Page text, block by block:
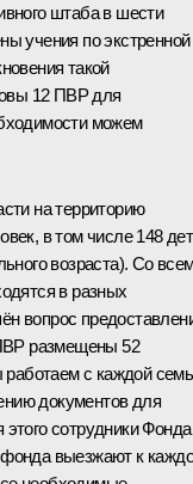
штаба в шести
учения по экстренной
такой
12 ПВР для
можем
на территорию
в том числе 148
возраста). Со
в разных
вопрос
размещены 52
с каждой
документов для
сотрудники Фонда
выезжают к